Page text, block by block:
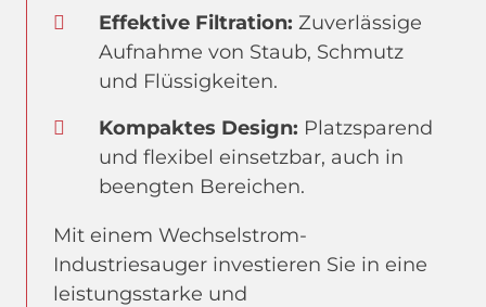
Effektive Filtration: Zuverlässige
Aufnahme von Staub, Schmutz
und Flüssigkeiten.
Kompaktes Design: Platzsparend
und flexibel einsetzbar, auch in
beengten Bereichen.
Mit einem Wechselstrom-
Industriesauger investieren Sie in eine
leistungsstarke und